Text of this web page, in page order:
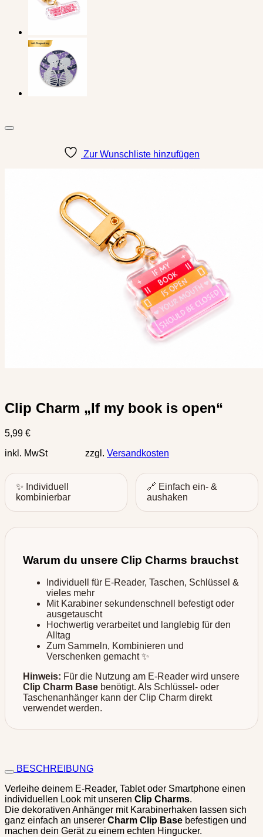
Zur Wunschliste hinzufügen
Clip Charm „If my book is open“
5,99 €
inkl. MwSt zzgl. Versandkosten
✨ Individuell
kombinierbar
🔗 Einfach ein- &
aushaken
Warum du unsere Clip Charms brauchst
Individuell für E-Reader, Taschen, Schlüssel &
vieles mehr
Mit Karabiner sekundenschnell befestigt oder
ausgetauscht
Hochwertig verarbeitet und langlebig für den
Alltag
Zum Sammeln, Kombinieren und
Verschenken gemacht ✨
Hinweis: Für die Nutzung am E-Reader wird unsere
Clip Charm Base benötigt. Als Schlüssel- oder
Taschenanhänger kann der Clip Charm direkt
verwendet werden.
BESCHREIBUNG
Verleihe deinem E-Reader, Tablet oder Smartphone einen
individuellen Look mit unseren Clip Charms.
Die dekorativen Anhänger mit Karabinerhaken lassen sich
ganz einfach an unserer Charm Clip Base befestigen und
machen dein Gerät zu einem echten Hingucker.